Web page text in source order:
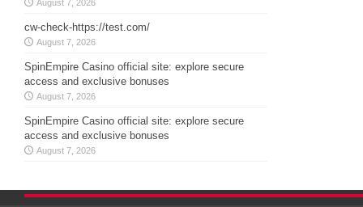
August 7, 2026
cw-check-https://test.com/
August 7, 2026
SpinEmpire Casino official site: explore secure
access and exclusive bonuses
August 7, 2026
SpinEmpire Casino official site: explore secure
access and exclusive bonuses
August 7, 2026